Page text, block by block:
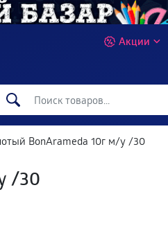
Акции
BonArameda 10г м/у /30
/30